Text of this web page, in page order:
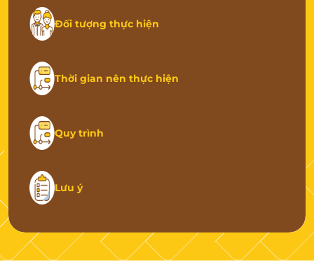
Đối tượng thực hiện
Thời gian nên thực hiện
Quy trình
Lưu ý